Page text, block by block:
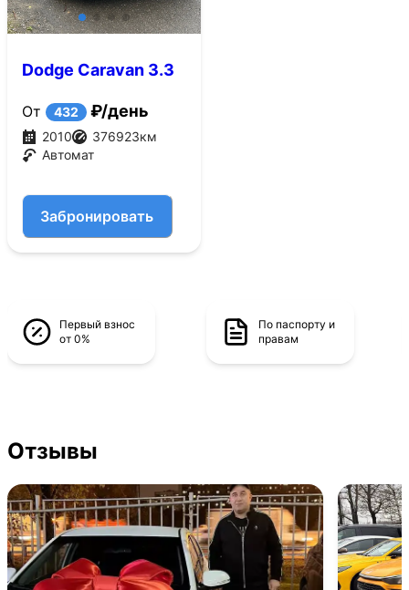
Dodge Caravan 3.3
От 432 ₽/день
2010 376923км
Автомат
Забронировать
Первый взнос
от 0%
По паспорту и
правам
Отзывы